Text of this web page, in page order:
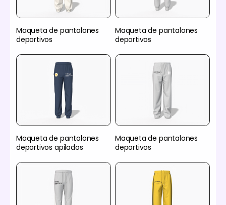
Maqueta de pantalones
deportivos
Maqueta de pantalones
deportivos
Maqueta de pantalones
deportivos apilados
Maqueta de pantalones
deportivos